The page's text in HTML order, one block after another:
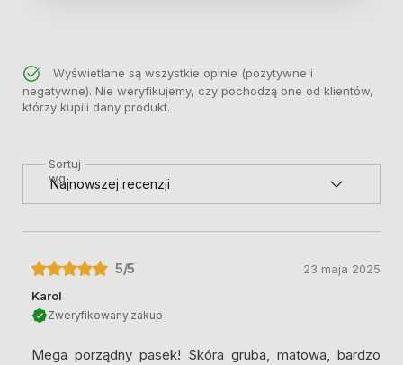
Wyświetlane są wszystkie opinie (pozytywne i
negatywne). Nie weryfikujemy, czy pochodzą one od klientów,
którzy kupili dany produkt.
Sortuj
wg
5/5
Karol
Zweryfikowany zakup
Mega porządny pasek! Skóra gruba, matowa, bardzo
23 maja 2025